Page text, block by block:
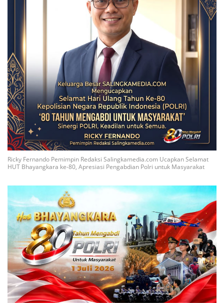
Ricky Fernando Pemimpin Redaksi Salingkamedia.com Ucapkan Selamat
HUT Bhayangkara ke-80, Apresiasi Pengabdian Polri untuk Masyarakat